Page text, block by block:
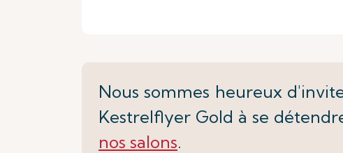
Nous sommes heureux
Kestrelflyer Gold à se
nos salons.